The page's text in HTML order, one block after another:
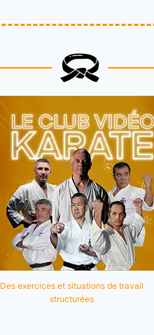
Des exercices et situations de travail
structurées